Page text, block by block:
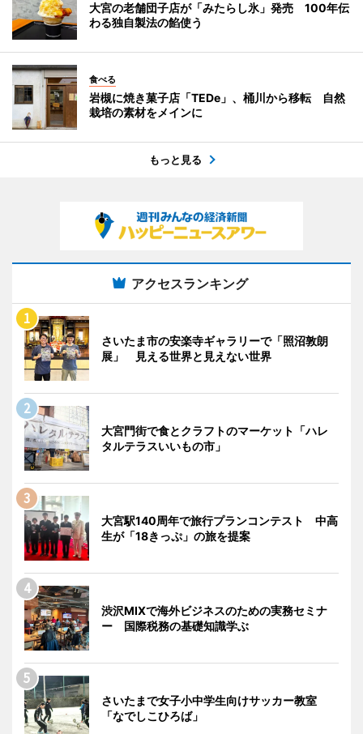
大宮の老舗団子店が「みたらし氷」発売 100年伝
わる独自製法の餡使う
食べる
岩槻に焼き菓子店「TEDe」、桶川から移転 自然
栽培の素材をメインに
もっと見る
アクセスランキング
さいたま市の安楽寺ギャラリーで「照沼敦朗
展」 見える世界と見えない世界
大宮門街で食とクラフトのマーケット「ハレ
タルテラスいいもの市」
大宮駅140周年で旅行プランコンテスト 中高
生が「18きっぷ」の旅を提案
渋沢MIXで海外ビジネスのための実務セミナ
ー 国際税務の基礎知識学ぶ
さいたまで女子小中学生向けサッカー教室
「なでしこひろば」